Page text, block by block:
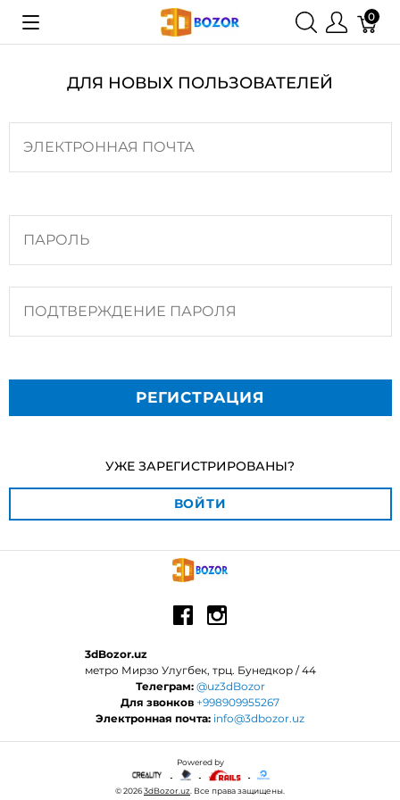
0
ДЛЯ НОВЫХ ПОЛЬЗОВАТЕЛЕЙ
УЖЕ ЗАРЕГИСТРИРОВАНЫ?
ВОЙТИ
3dBozor.uz
метро Мирзо Улугбек, трц. Бунедкор / 44
Телеграм: @uz3dBozor
Для звонков +998909955267
Электронная почта: info@3dbozor.uz
Powered by
© 20263dBozor.uz . Все права защищены.